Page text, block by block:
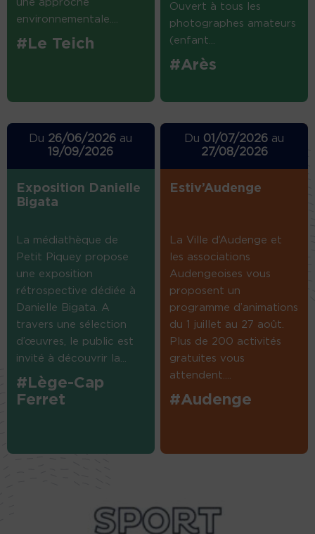
une approche
environnementale....
#Le Teich
Ouvert à tous les
photographes amateurs
(enfant...
#Arès
Du 26/06/2026 au
19/09/2026
Exposition Danielle
Bigata
La médiathèque de
Petit Piquey propose
une exposition
rétrospective dédiée à
Danielle Bigata. A
travers une sélection
d’œuvres, le public est
invité à découvrir la...
#Lège-Cap
Ferret
Du 01/07/2026 au
27/08/2026
Estiv’Audenge
La Ville d’Audenge et
les associations
Audengeoises vous
proposent un
programme d’animations
du 1 juillet au 27 août.
Plus de 200 activités
gratuites vous
attendent....
#Audenge